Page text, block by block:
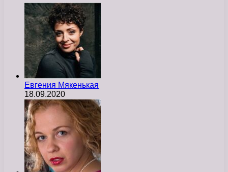
Евгения Мякенькая
18.09.2020